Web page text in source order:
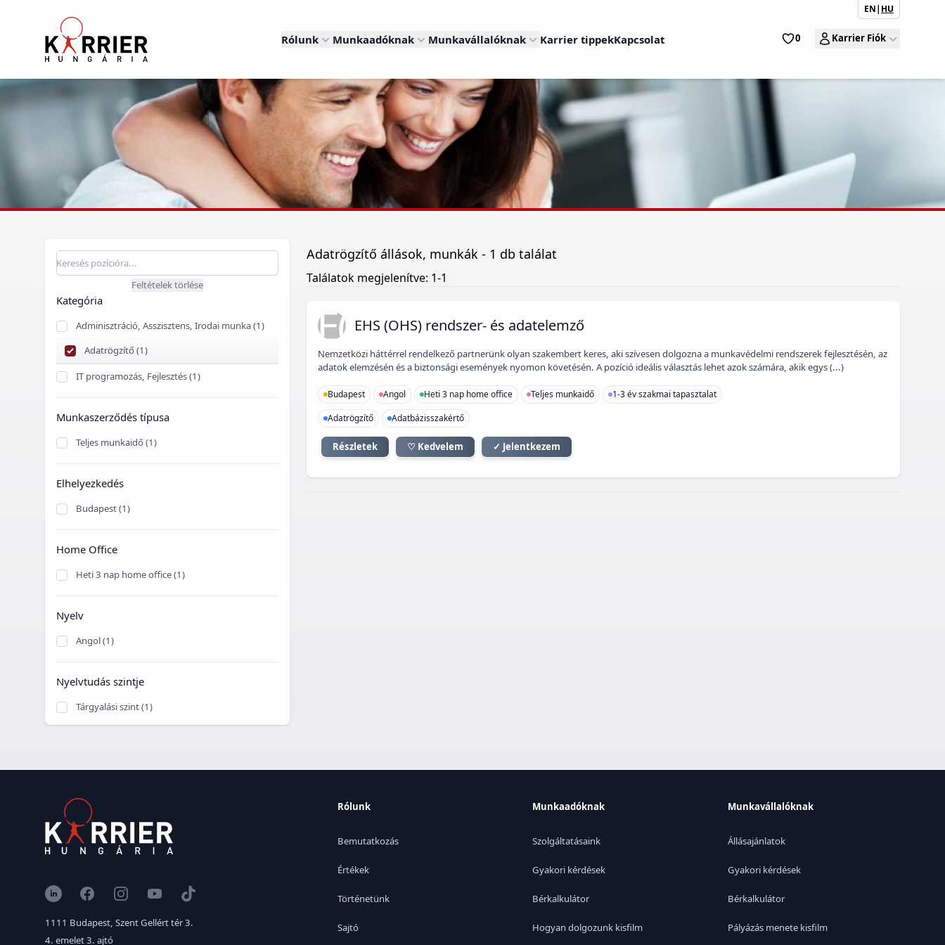
Karrier Hungária
Rólunk Munkaadóknak Munkavállalóknak Karrier tippekKapcsolat
EN| HU
0 Karrier Fiók
Pozíció keresés
Feltételek törlése
Kategória
Adminisztráció, Asszisztens, Irodai munka (1)
Adatrögzítő (1)
IT programozás, Fejlesztés (1)
Munkaszerződés típusa
Teljes munkaidő (1)
Elhelyezkedés
Budapest (1)
Home Office
Heti 3 nap home office (1)
Nyelv
Angol (1)
Nyelvtudás szintje
Tárgyalási szint (1)
Adatrögzítő állások, munkák - 1 db találat
Találatok megjelenítve: 1-1
E( EHS (OHS) rendszer- és adatelemző
Nemzetközi háttérrel rendelkező partnerünk olyan szakembert keres, aki szívesen dolgozna a munkavédelmi rendszerek fejlesztésén, az
adatok elemzésén és a biztonsági események nyomon követésén. A pozíció ideális választás lehet azok számára, akik egys (...)
Budapest Angol Heti 3 nap home office Teljes munkaidő
1-3 év szakmai tapasztalat
Adatrögzítő
Adatbázisszakértő
Részletek ♡ Kedvelem ✓ Jelentkezem
LinkedInFacebookInstagramYouTubeTikTok
1111 Budapest, Szent Gellért tér 3.
4. emelet 3. ajtó
Rólunk
Bemutatkozás
Értékek
Történetünk
Sajtó
Munkaadóknak
Szolgáltatásaink
Gyakori kérdések
Bérkalkulátor
Hogyan dolgozunk kisfilm
Munkavállalóknak
Állásajánlatok
Gyakori kérdések
Bérkalkulátor
Pályázás menete kisfilm